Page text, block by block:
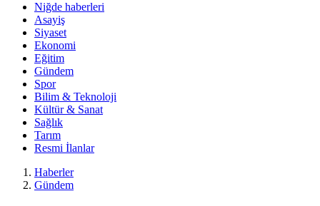
Niğde haberleri
Asayiş
Siyaset
Ekonomi
Eğitim
Gündem
Spor
Bilim & Teknoloji
Kültür & Sanat
Sağlık
Tarım
Resmi İlanlar
Haberler
Gündem